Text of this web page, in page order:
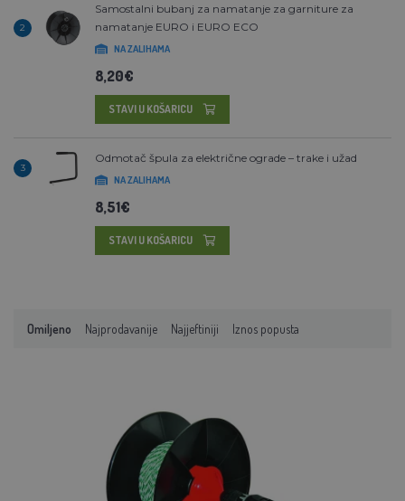
2
Samostalni bubanj za namatanje za garniture za
namatanje EURO i EURO ECO
NA ZALIHAMA
8,20€
STAVI U KOŠARICU
3
Odmotač špula za električne ograde – trake i užad
NA ZALIHAMA
8,51€
STAVI U KOŠARICU
Omiljeno Najprodavanije Najjeftiniji Iznos popusta